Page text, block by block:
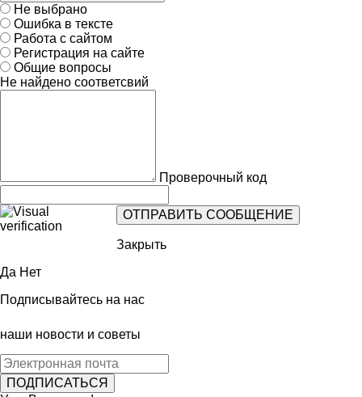
Не выбрано
Ошибка в тексте
Работа с сайтом
Регистрация на сайте
Общие вопросы
Не найдено соответсвий
Проверочный код
Закрыть
Да Нет
Подписывайтесь на нас
наши новости и советы